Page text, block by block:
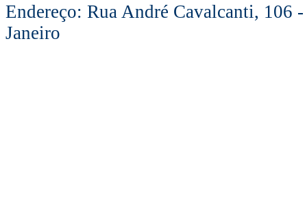
Endereço: Rua André Cavalcanti, 106
Janeiro